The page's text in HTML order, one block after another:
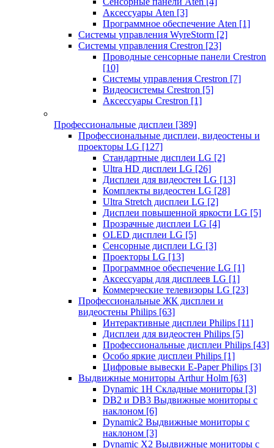
Аксессуары Aten [3]
Программное обеспечение Aten [1]
Системы управления WyreStorm [2]
Системы управления Crestron [23]
Проводные сенсорные панели Crestron
[10]
Системы управления Crestron [7]
Видеосистемы Crestron [5]
Аксессуары Crestron [1]
Профессиональные дисплеи [389]
Профессиональные дисплеи, видеостены и
проекторы LG [127]
Стандартные дисплеи LG [2]
Ultra HD дисплеи LG [26]
Дисплеи для видеостен LG [13]
Комплекты видеостен LG [28]
Ultra Stretch дисплеи LG [2]
Дисплеи повышенной яркости LG [5]
Прозрачные дисплеи LG [4]
OLED дисплеи LG [5]
Сенсорные дисплеи LG [3]
Проекторы LG [13]
Программное обеспечение LG [1]
Аксессуары для дисплеев LG [1]
Коммерческие телевизоры LG [23]
Профессиональные ЖК дисплеи и
видеостены Philips [63]
Интерактивные дисплеи Philips [11]
Дисплеи для видеостен Philips [5]
Профессиональные дисплеи Philips [43]
Особо яркие дисплеи Philips [1]
Цифровые вывески E-Paper Philips [3]
Выдвижные мониторы Arthur Holm [63]
Dynamic 1Н Складные мониторы [3]
DB2 и DB3 Выдвижные мониторы с
наклоном [6]
Dynamic2 Выдвижные мониторы с
наклоном [3]
Dynamic X2 Выдвижные мониторы с